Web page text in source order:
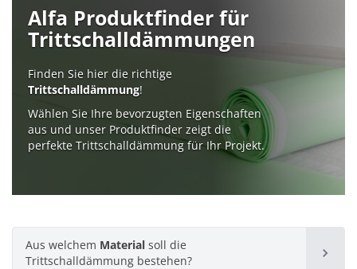
Alfa Produktfinder für
Trittschalldämmungen
Finden Sie hier die richtige
Trittschalldämmung!
Wählen Sie Ihre bevorzugten Eigenschaften
aus und unser Produktfinder zeigt die
perfekte Trittschalldämmung für Ihr Projekt.
Aus welchem Material soll die
Trittschalldämmung bestehen?